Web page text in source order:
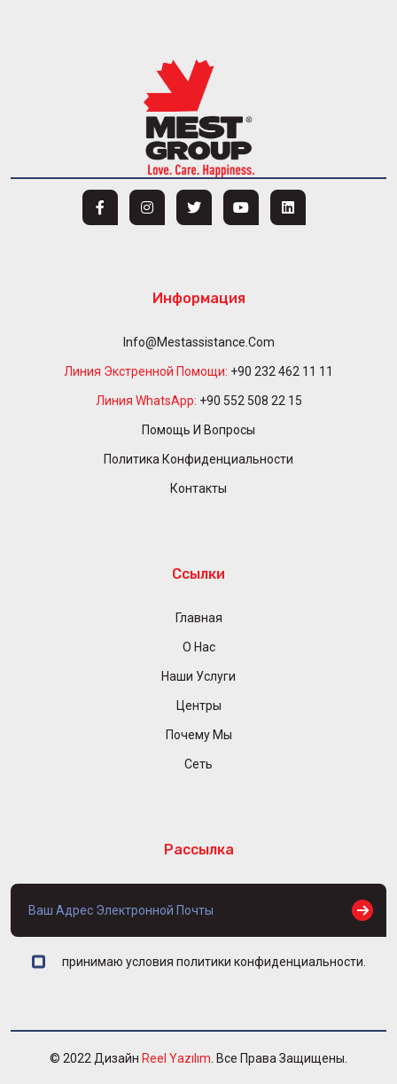
Информация
Info@mestassistance.com
Линия Экстренной Помощи: +90 232 462 11 11
Линия WhatsApp: +90 552 508 22 15
Помощь И Вопросы
Политика Конфиденциальности
Контакты
Ссылки
Главная
О Нас
Наши Услуги
Центры
Почему Мы
Сеть
Рассылка
принимаю условия политики конфиденциальности.
© 2022 Дизайн Reel Yazılım . Все Права Защищены.